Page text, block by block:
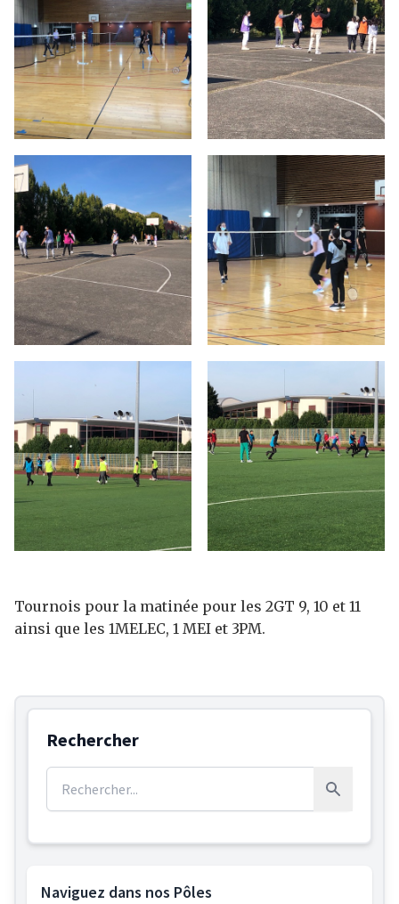
Tournois pour la matinée pour les 2GT 9, 10 et 11
ainsi que les 1MELEC, 1 MEI et 3PM.
Rechercher
Rechercher :
Rechercher
Naviguez dans nos Pôles